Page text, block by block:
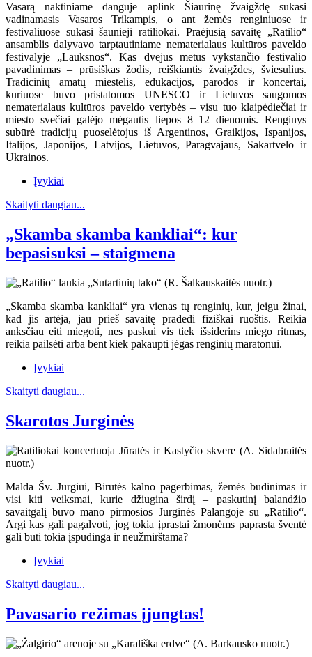
Vasarą naktiniame danguje aplink Šiaurinę žvaigždę sukasi
vadinamasis Vasaros Trikampis, o ant žemės renginiuose ir
festivaliuose sukasi šaunieji ratiliokai. Praėjusią savaitę „Ratilio“
ansamblis dalyvavo tarptautiniame nematerialaus kultūros paveldo
festivalyje „Lauksnos“. Kas dvejus metus vykstančio festivalio
pavadinimas – prūsiškas žodis, reiškiantis žvaigždes, šviesulius.
Tradicinių amatų miestelis, edukacijos, parodos ir koncertai,
kuriuose buvo pristatomos UNESCO ir Lietuvos saugomos
nematerialaus kultūros paveldo vertybės – visu tuo klaipėdiečiai ir
miesto svečiai galėjo mėgautis liepos 8–12 dienomis. Renginys
subūrė tradicijų puoselėtojus iš Argentinos, Graikijos, Ispanijos,
Italijos, Japonijos, Latvijos, Lietuvos, Paragvajaus, Sakartvelo ir
Ukrainos.
Įvykiai
Skaityti daugiau...
„Skamba skamba kankliai“: kur
bepasisuksi – staigmena
„Skamba skamba kankliai“ yra vienas tų renginių, kur, jeigu žinai,
kad jis artėja, jau prieš savaitę pradedi fiziškai ruoštis. Reikia
anksčiau eiti miegoti, nes paskui vis tiek išsiderins miego ritmas,
reikia pailsėti arba bent kiek pakaupti jėgas renginių maratonui.
Įvykiai
Skaityti daugiau...
Skarotos Jurginės
Malda Šv. Jurgiui, Birutės kalno pagerbimas, žemės budinimas ir
visi kiti veiksmai, kurie džiugina širdį – paskutinį balandžio
savaitgalį buvo mano pirmosios Jurginės Palangoje su „Ratilio“.
Argi kas gali pagalvoti, jog tokia įprastai žmonėms paprasta šventė
gali būti tokia įspūdinga ir neužmirštama?
Įvykiai
Skaityti daugiau...
Pavasario režimas įjungtas!